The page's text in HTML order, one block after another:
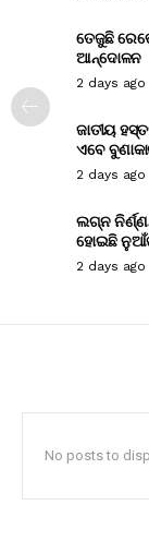
ତେଜୁଛି
ଆନ୍ଦୋଳନ
2 days ago
ଜାତୀୟ
ଏବେ
2 days ago
ଲଗ୍ନ
ହୋଇଛି
2 days ago
No posts to